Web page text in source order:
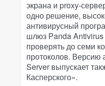
экрана и proxy-
одно решение,
антивирусный
шлюз Panda Antivirus
проверять до семи
протоколов. Версию
Server выпускает
Касперского».